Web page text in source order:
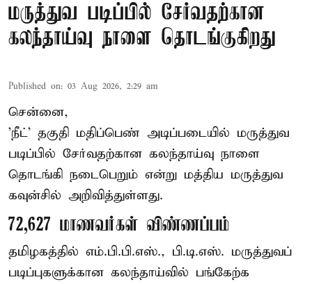
மருத்துவ படிப்பில் சேர்வதற்கான
கலந்தாய்வு நாளை தொடங்குகிறது
Published on: 03 Aug 2026, 2:29 am
சென்னை,
'நீட்' தகுதி மதிப்பெண் அடிப்படையில் மருத்துவ
படிப்பில் சேர்வதற்கான கலந்தாய்வு நாளை
தொடங்கி நடைபெறும் என்று மத்திய மருத்துவ
கவுன்சில் அறிவித்துள்ளது.
72,627 மாணவர்கள் விண்ணப்பம்
தமிழகத்தில் எம்.பி.பி.எஸ்., பி.டி.எஸ். மருத்துவப்
படிப்புகளுக்கான கலந்தாய்வில் பங்கேற்க